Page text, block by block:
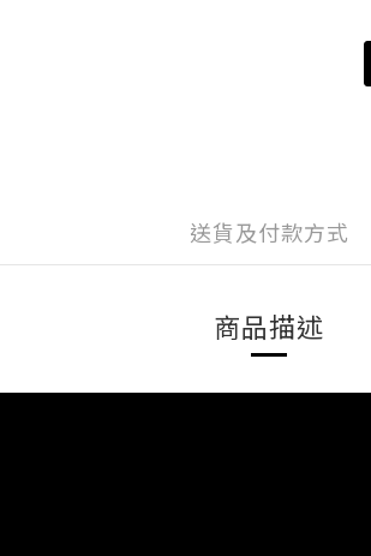
送貨及付款方式
商品描述